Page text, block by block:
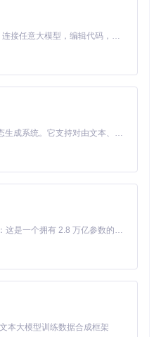
能、可靠性和可扩展性等多方
灵活的API设计和丰富的配置
求。
和分发。系统利用该库的表格
了复杂财务数据的准确呈现和
( "daily-report.pdf"
格对齐
"fonts/financial-font.ttf"),
Claude Code 的开源替代方案。连接任意大模型，编辑代码，运行命令，自动验证 — 全自动执行。用 Rust 构建，极致性能。 ｜ An open-source alternative to Claude Code. Connect any LLM, edit code, run commands, and verify changes — autonomously. Built in Rust for speed. Get Started
MiniMax H3 是一个通用的全模态生成系统。它支持对由文本、图像、视频和音频组成的多模态上下文进行统一理解，并能生成分辨率高达 2K、时长可达 15 秒的带原生立体声音频的视频。得益于面向任务泛化的系统设计，H3 在预训练阶段就已具备广泛的多模态上下文理解与生成能力，能够出色地执行复杂的多模态指令。
Kimi K3 是Kimi能力最强的模型：这是一个拥有 2.8 万亿参数的混合专家（MoE）模型，具备原生视觉理解能力，并支持 100 万 token 的上下文窗口。
本大模型训练数据合成框架